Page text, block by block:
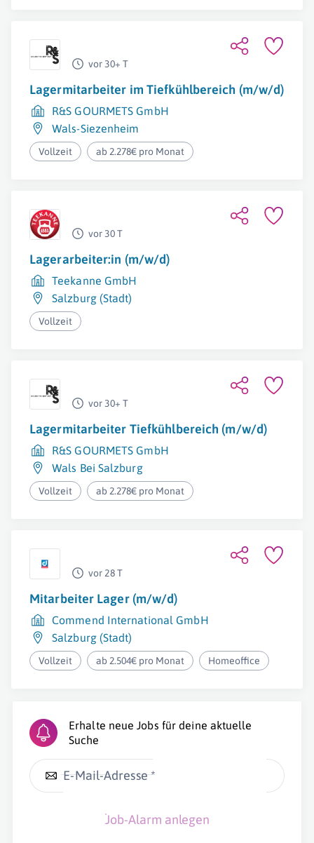
vor 30+ T
Lagermitarbeiter im Tiefkühlbereich (m/w/d)
R&S GOURMETS GmbH
Wals-Siezenheim
Vollzeit ab 2.278€ pro Monat
vor 30 T
Lagerarbeiter:in (m/w/d)
Teekanne GmbH
Salzburg (Stadt)
Vollzeit
vor 30+ T
Lagermitarbeiter Tiefkühlbereich (m/w/d)
R&S GOURMETS GmbH
Wals Bei Salzburg
Vollzeit ab 2.278€ pro Monat
vor 28 T
Mitarbeiter Lager (m/w/d)
Commend International GmbH
Salzburg (Stadt)
Vollzeit ab 2.504€ pro Monat Homeoffice
Erhalte neue Jobs für deine aktuelle
Suche
E-Mail-Adresse *
Job-Alarm anlegen